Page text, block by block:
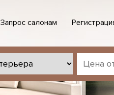
Запрос салонам